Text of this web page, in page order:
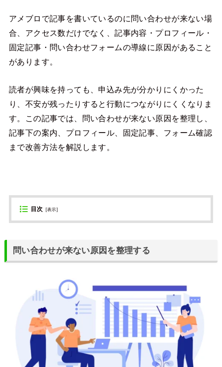
アメブロで記事を書いているのに問い合わせが来ない場
合、アクセス数だけでなく、記事内容・プロフィール・
固定記事・問い合わせフォームの導線に原因があること
があります。
読者が興味を持っても、申込み先が分かりにくかった
り、不安が残ったりすると行動につながりにくくなりま
す。この記事では、問い合わせが来ない原因を整理し、
記事下の案内、プロフィール、固定記事、フォーム確認
まで改善方法を解説します。
目次 [表示]
問い合わせが来ない原因を整理する